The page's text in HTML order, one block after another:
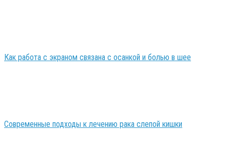
Как работа с экраном связана с осанкой и болью в шее
Современные подходы к лечению рака слепой кишки